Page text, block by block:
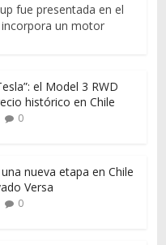
fue presentada en el
un motor
el Model 3 RWD
histórico en Chile
0
nueva etapa en Chile
Versa
0